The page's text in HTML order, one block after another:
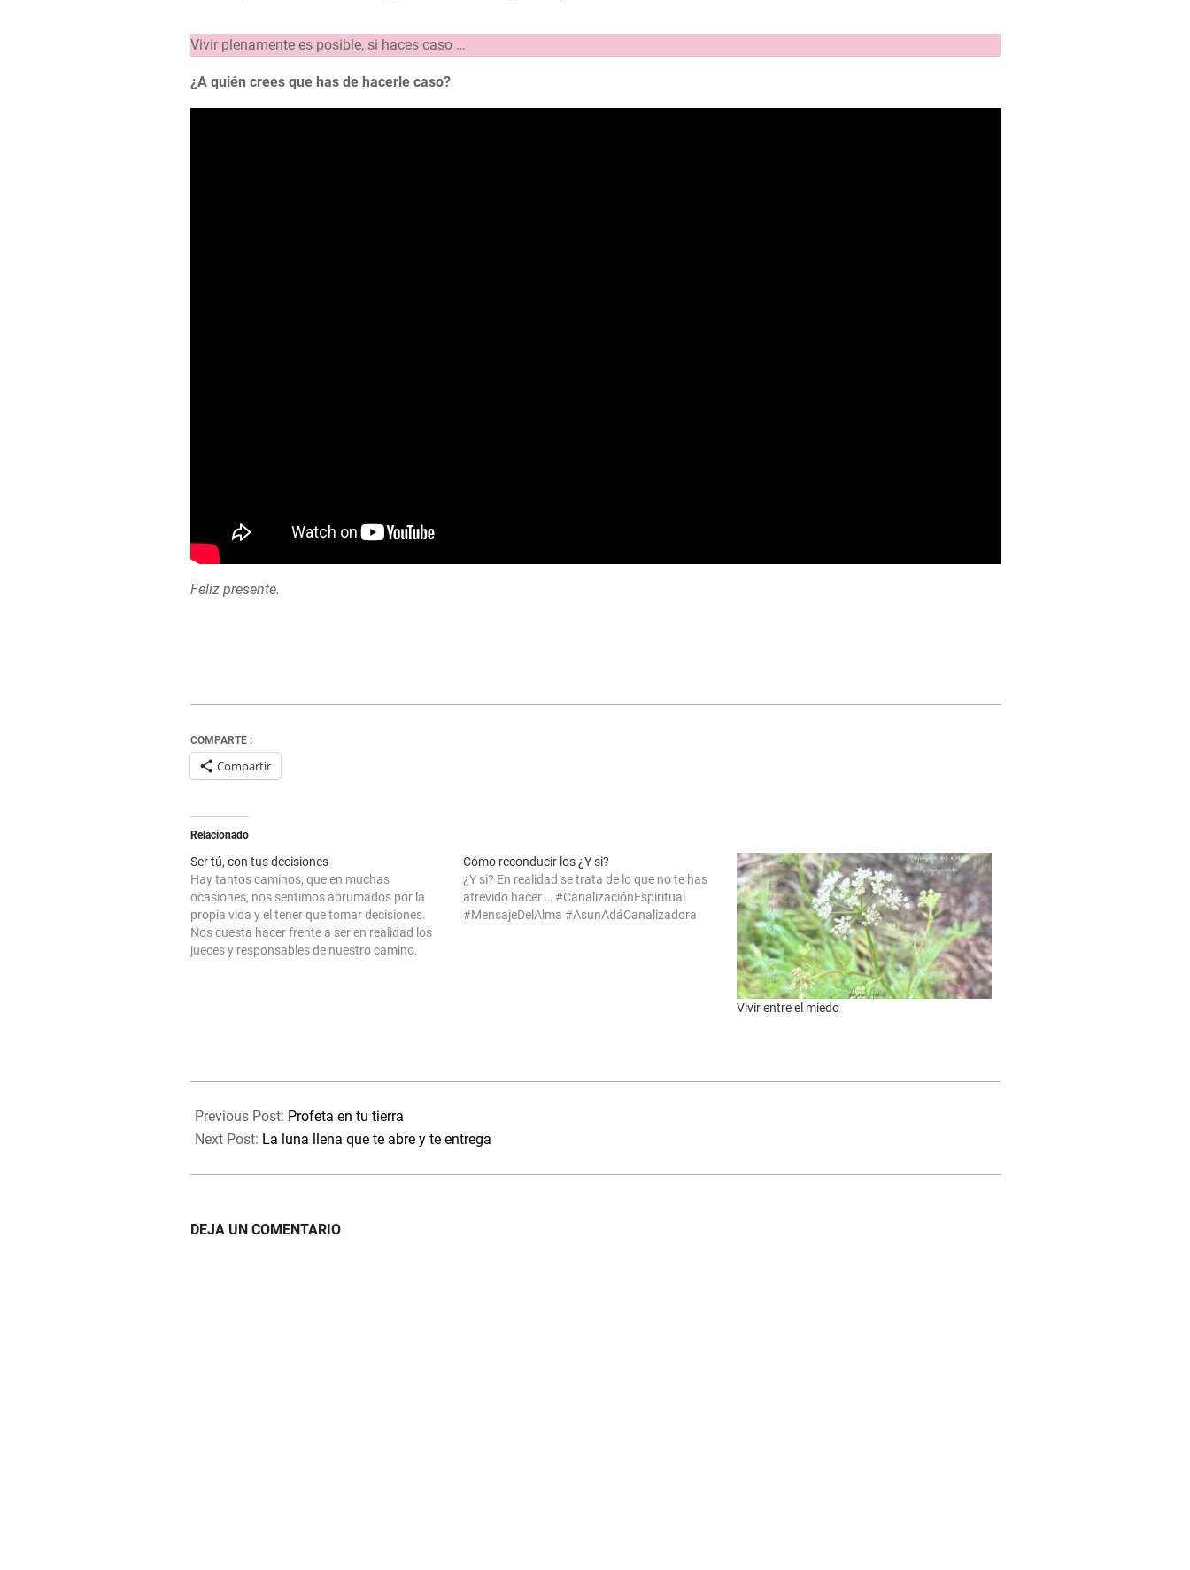
Vivir plenamente es posible, si haces caso …
¿A quién crees que has de hacerle caso?
Feliz presente.
COMPARTE :
Compartir
Relacionado
Ser tú, con tus decisiones
Hay tantos caminos, que en muchas
ocasiones, nos sentimos abrumados por la
propia vida y el tener que tomar decisiones.
Nos cuesta hacer frente a ser en realidad los
jueces y responsables de nuestro camino.
Cómo reconducir los ¿Y si?
¿Y si? En realidad se trata de lo que no te has
atrevido hacer … #CanalizaciónEspiritual
#MensajeDelAlma #AsunAdáCanalizadora
Vivir entre el miedo
07-
08
Previous Post: Profeta en tu tierra
Next Post: La luna llena que te abre y te entrega
DEJA UN COMENTARIO